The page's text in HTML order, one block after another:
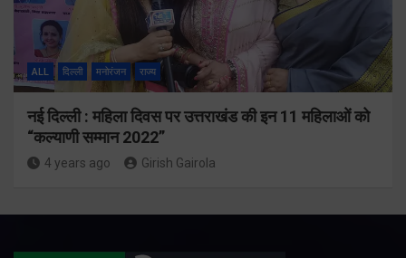
ALL दिल्ली मनोरंजन राज्य
नई दिल्ली : महिला दिवस पर उत्तराखंड की इन 11 महिलाओं को
“कल्याणी सम्मान 2022”
4 years ago Girish Gairola